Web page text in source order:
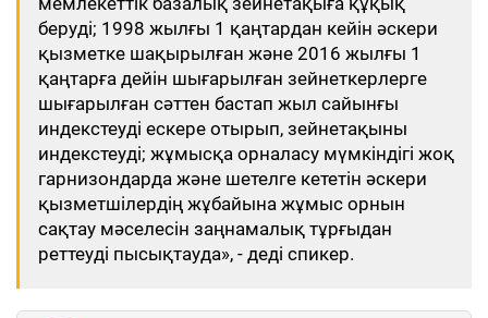
беруді; 1998 жылғы 1 қаңтардан кейін әскери
қызметке шақырылған және 2016 жылғы 1
қаңтарға дейін шығарылған зейнеткерлерге
шығарылған сәттен бастап жыл сайынғы
индекстеуді ескере отырып, зейнетақыны
индекстеуді; жұмысқа орналасу мүмкіндігі жоқ
гарнизондарда және шетелге кететін әскери
қызметшілердің жұбайына жұмыс орнын
сақтау мәселесін заңнамалық тұрғыдан
реттеуді пысықтауда», - деді спикер.